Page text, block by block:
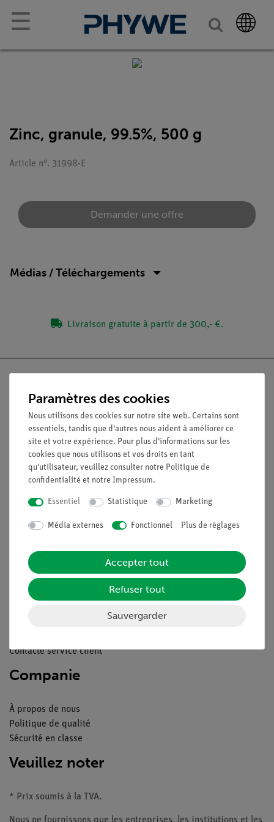
☰
Zinc, granule, 99.5%, 500 g
Article n°. 31998-E
Demander une offre
Médias / Téléchargements
Livraison gratuite à partir de 300,- €.
Nach oben
Légal
Conditions générales de vente
Déclaration de confidentialité
Service
Aperçu du service
Contacte service client
Companie
À propos de nous
Politique de qualité
Sécurité en classe
Veuillez noter
* Prix soumis à la TVA.
Paramètres des cookies
Nous utilisons des cookies sur notre site web. Certains sont
essentiels, tandis que d'autres nous aident à améliorer ce
site et votre expérience. Pour plus d'informations sur les
cookies que nous utilisons et vos droits en tant
qu'utilisateur, veuillez consulter notre Politique de
confidentialité et notre Impressum.
Essentiel Statistique Marketing
Média externes Fonctionnel Plus de réglages
Accepter tout
Refuser tout
Sauvergarder